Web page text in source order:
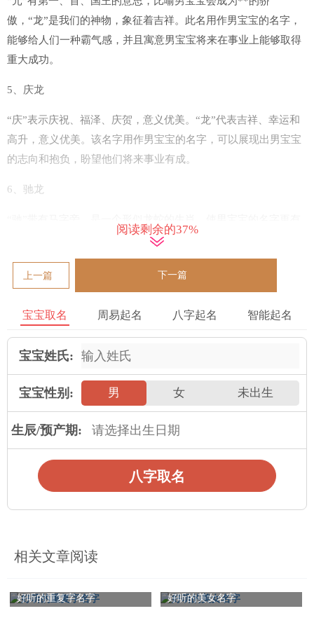
傲，“龙”是我们的神物，象征着吉祥。此名用作男宝宝的名字，
能够给人们一种霸气感，并且寓意男宝宝将来在事业上能够取得
重大成功。
5、庆龙
“庆”表示庆祝、福泽、庆贺，意义优美。“龙”代表吉祥、幸运和
高升，意义优美。该名字用作男宝宝的名字，可以展现出男宝宝
的志向和抱负，盼望他们将来事业有成。
6、驰龙
阳刚之气。“龙”是古代传说中的一种神异动物，是我国最大的神
物。人们视其为百鳞之长，乃至生物世界的最高主宰。用“驰”字
起名，表达了对男宝宝的喜爱和祝愿，是一个吉利的好名字。
7、展龙
“展”带有大展宏图、繁荣昌盛的意思。寓意着男宝宝是一个有理
想、有抱负的人。“龙”是我国古代神话中的神异动物，是我国最
大的神物。
2025年运势
属鼠人2025年全年运势详解 属牛人2025年全年运势详解
属虎人2025年全年运势详解 属兔人2025年全年运势详解
属龙人2025年全年运势详解 属蛇人2025年全年运势详解
属猴人2025年全年运势详解
阅读剩余的37%
上一篇 下一篇
宝宝取名 周易起名 八字起名 智能起名
宝宝姓氏:
宝宝性别: 男 女 未出生
生辰/预产期:
八字取名
相关文章阅读
好听的重复字名字 好听的美女名字